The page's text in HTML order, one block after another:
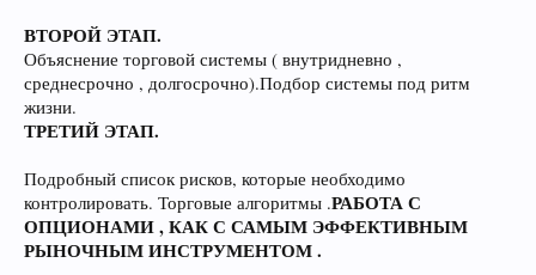
ВТОРОЙ ЭТАП.
Объяснение торговой системы ( внутридневно ,
среднесрочно , долгосрочно).Подбор системы под ритм
жизни.
ТРЕТИЙ ЭТАП.
Подробный список рисков, которые необходимо
контролировать. Торговые алгоритмы .РАБОТА С
ОПЦИОНАМИ , КАК С САМЫМ ЭФФЕКТИВНЫМ
РЫНОЧНЫМ ИНСТРУМЕНТОМ .